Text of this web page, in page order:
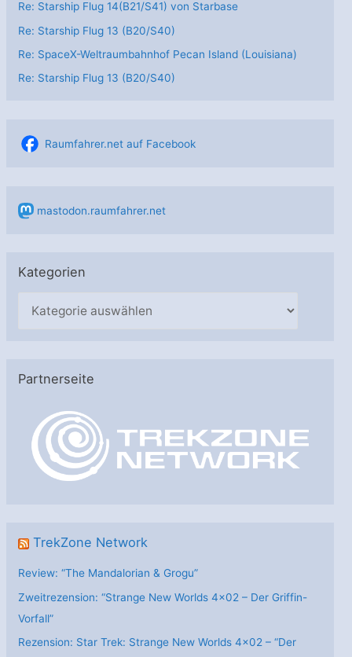
Re: Starship Flug 14(B21/S41) von Starbase
Re: Starship Flug 13 (B20/S40)
Re: SpaceX-Weltraumbahnhof Pecan Island (Louisiana)
Re: Starship Flug 13 (B20/S40)
Raumfahrer.net auf Facebook
mastodon.raumfahrer.net
Kategorien
g
Partnerseite
TrekZone Network
Review: “The Mandalorian & Grogu”
Zweitrezension: “Strange New Worlds 4×02 – Der Griffin-
Vorfall”
Rezension: Star Trek: Strange New Worlds 4×02 – “Der